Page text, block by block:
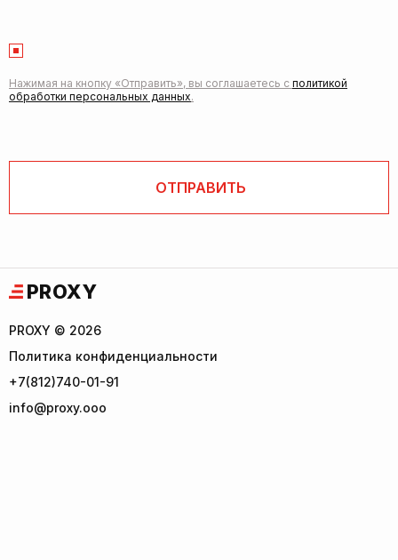
Нажимая на кнопку «Отправить», вы соглашаетесь с политикой
обработки персональных данных.
PROXY
PROXY © 2026
Политика конфиденциальности
+7(812)740-01-91
info@proxy.ooo